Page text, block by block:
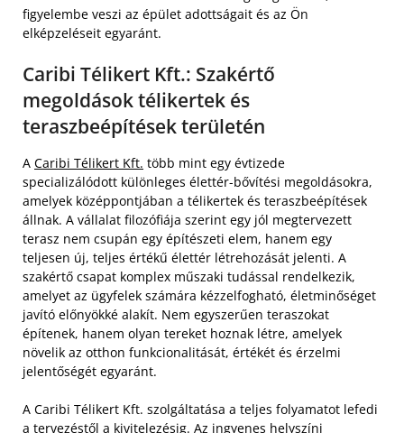
figyelembe veszi az épület adottságait és az Ön
elképzeléseit egyaránt.
Caribi Télikert Kft.: Szakértő
megoldások télikertek és
teraszbeépítések területén
A Caribi Télikert Kft. több mint egy évtizede
specializálódott különleges élettér-bővítési megoldásokra,
amelyek középpontjában a télikertek és teraszbeépítések
állnak. A vállalat filozófiája szerint egy jól megtervezett
terasz nem csupán egy építészeti elem, hanem egy
teljesen új, teljes értékű élettér létrehozását jelenti. A
szakértő csapat komplex műszaki tudással rendelkezik,
amelyet az ügyfelek számára kézzelfogható, életminőséget
javító előnyökké alakít. Nem egyszerűen teraszokat
építenek, hanem olyan tereket hoznak létre, amelyek
növelik az otthon funkcionalitását, értékét és érzelmi
jelentőségét egyaránt.
A Caribi Télikert Kft. szolgáltatása a teljes folyamatot lefedi
a tervezéstől a kivitelezésig. Az ingyenes helyszíni